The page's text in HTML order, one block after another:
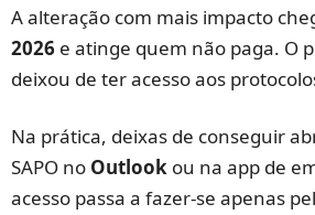
A alteração com mais impacto
2026 e atinge quem não paga. O
deixou de ter acesso aos
Na prática, deixas de conseguir
SAPO no Outlook ou na app de
acesso passa a fazer-se apenas